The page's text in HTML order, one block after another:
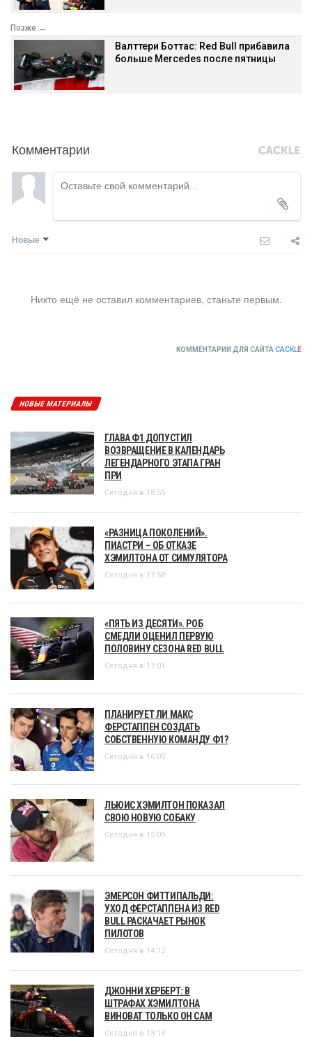
Позже →
Валттери Боттас: Red Bull прибавила
больше Mercedes после пятницы
Комментарии
Новые
Никто ещё не оставил комментариев, станьте первым.
КОММЕНТАРИИ ДЛЯ САЙТА CACKLE
НОВЫЕ МАТЕРИАЛЫ
ГЛАВА Ф1 ДОПУСТИЛ
ВОЗВРАЩЕНИЕ В КАЛЕНДАРЬ
ЛЕГЕНДАРНОГО ЭТАПА ГРАН
ПРИ
Сегодня в 18:55
«РАЗНИЦА ПОКОЛЕНИЙ».
ПИАСТРИ – ОБ ОТКАЗЕ
ХЭМИЛТОНА ОТ СИМУЛЯТОРА
Сегодня в 17:58
«ПЯТЬ ИЗ ДЕСЯТИ». РОБ
СМЕДЛИ ОЦЕНИЛ ПЕРВУЮ
ПОЛОВИНУ СЕЗОНА RED BULL
Сегодня в 17:01
ПЛАНИРУЕТ ЛИ МАКС
ФЕРСТАППЕН СОЗДАТЬ
СОБСТВЕННУЮ КОМАНДУ Ф1?
Сегодня в 16:05
ЛЬЮИС ХЭМИЛТОН ПОКАЗАЛ
СВОЮ НОВУЮ СОБАКУ
Сегодня в 15:09
ЭМЕРСОН ФИТТИПАЛЬДИ:
УХОД ФЕРСТАППЕНА ИЗ RED
BULL РАСКАЧАЕТ РЫНОК
ПИЛОТОВ
Сегодня в 14:12
ДЖОННИ ХЕРБЕРТ: В
ШТРАФАХ ХЭМИЛТОНА
ВИНОВАТ ТОЛЬКО ОН САМ
Сегодня в 13:14